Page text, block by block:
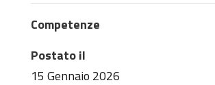
Competenze
Postato il
15 Gennaio 2026